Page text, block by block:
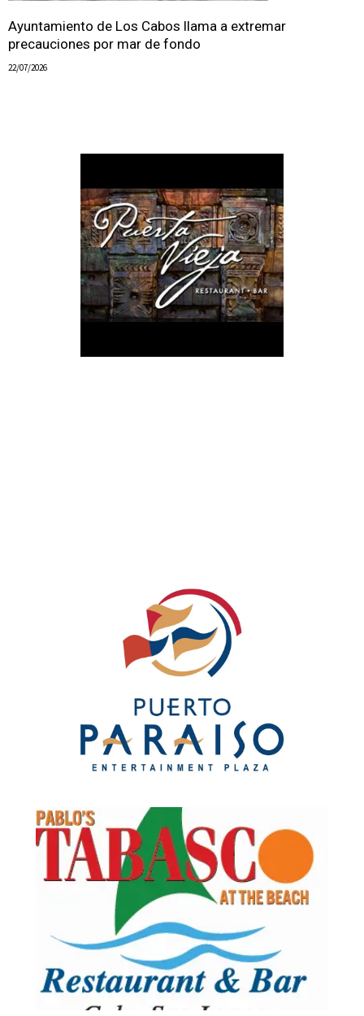
Ayuntamiento de Los Cabos llama a extremar
precauciones por mar de fondo
22/07/2026